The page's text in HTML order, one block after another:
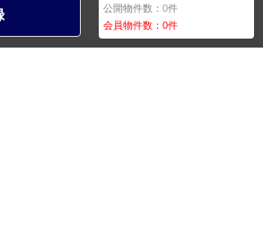
公開物件数：0件
会員物件数：0件